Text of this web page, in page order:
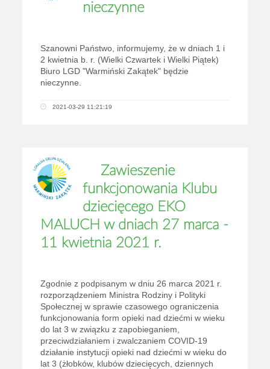
nieczynne
Szanowni Państwo, informujemy, że w dniach 1 i
2 kwietnia b. r. (Wielki Czwartek i Wielki Piątek)
Biuro LGD "Warmiński Zakątek" będzie
nieczynne.
2021-03-29 11:21:19
Zawieszenie
funkcjonowania Klubu
dziecięcego EKO
MALUCH w dniach 27 marca -
11 kwietnia 2021 r.
Zgodnie z podpisanym w dniu 26 marca 2021 r.
rozporządzeniem Ministra Rodziny i Polityki
Społecznej w sprawie czasowego ograniczenia
funkcjonowania form opieki nad dziećmi w wieku
do lat 3 w związku z zapobieganiem,
przeciwdziałaniem i zwalczaniem COVID-19
działanie instytucji opieki nad dziećmi w wieku do
lat 3 (żłobków, klubów dziecięcych, dziennych